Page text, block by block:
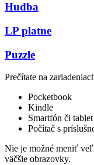
Hudba
LP platne
Puzzle
Prečítate na
Pocketbook
Kindle
Smartfón či
Počítač s
Nie je možné meniť
väčšie obrazovky.